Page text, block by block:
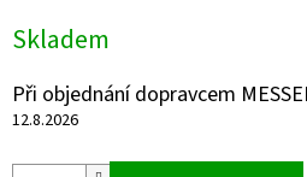
Skladem
Při objednání dopravcem
12.8.2026